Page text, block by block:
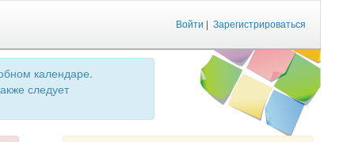
Войти | Зарегистрироваться
календаре.
следует